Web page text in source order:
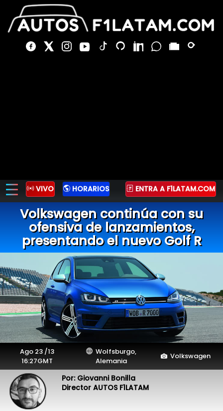
VIVO HORARIOS ENTRA A F1LATAM.COM
Volkswagen continúa con su
ofensiva de lanzamientos,
presentando el nuevo Golf R
Ago 23 /13
16:27GMT
Wolfsburgo,
Alemania
Volkswagen
Por: Giovanni Bonilla
Director AUTOS F1LATAM